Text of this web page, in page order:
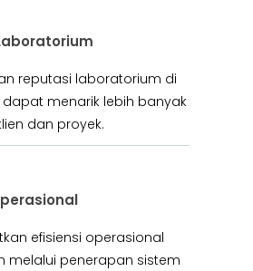
reputasi laboratorium di
dapat menarik lebih banyak
dan proyek.
efisiensi operasional
melalui penerapan sistem